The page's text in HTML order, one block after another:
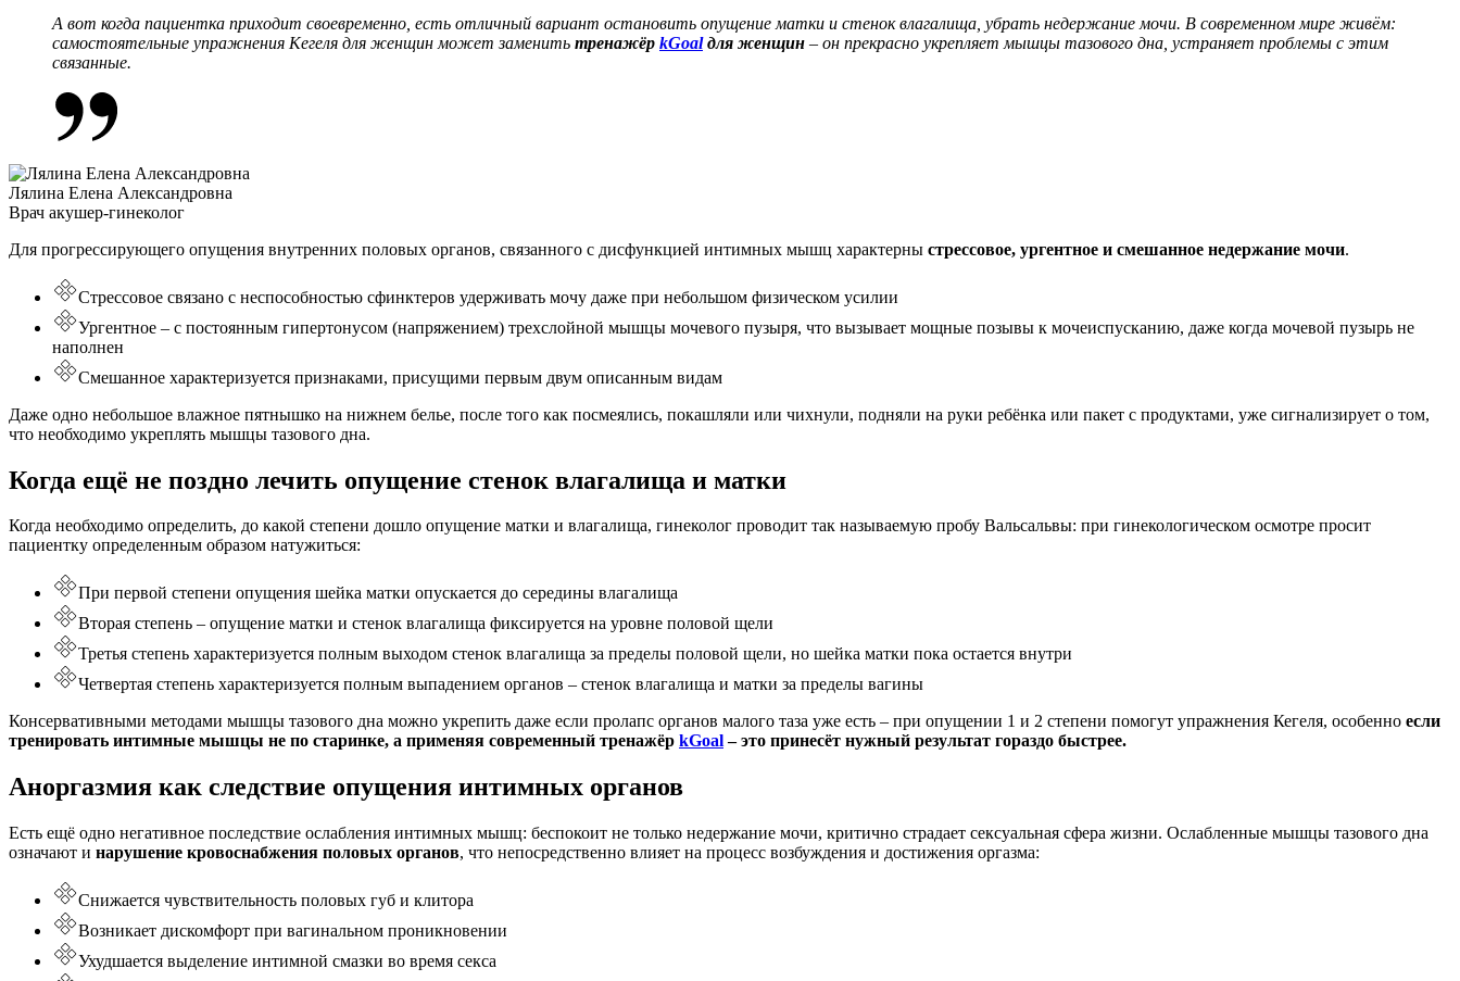
А вот когда пациентка приходит своевременно, есть отличный вариант остановить опущение матки и стенок влагалища, убрать недержание мочи. В современном мире живём:
самостоятельные упражнения Кегеля для женщин может заменить тренажёр kGoalдля женщин – он прекрасно укрепляет мышцы тазового дна , устраняет проблемы с этим
связанные.
Лялина Елена Александровна
Врач акушер-гинеколог
Для прогрессирующего опущения внутренних половых органов, связанного с дисфункцией интимных мышц характерны стрессовое, ургентное и смешанное недержание мочи.
Стрессовое связано с неспособностью сфинктеров удерживать мочу даже при небольшом физическом усилии
Ургентное – с постоянным гипертонусом (напряжением) трехслойной мышцы мочевого пузыря, что вызывает мощные позывы к мочеиспусканию, даже когда мочевой пузырь не
наполнен
Смешанное характеризуется признаками, присущими первым двум описанным видам
Даже одно небольшое влажное пятнышко на нижнем белье, после того как посмеялись, покашляли или чихнули, подняли на руки ребёнка или пакет с продуктами, уже сигнализирует о том,
что необходимо укреплять мышцы тазового дна.
Когда ещё не поздно лечить опущение стенок влагалища и матки
Когда необходимо определить, до какой степени дошло опущение матки и влагалища, гинеколог проводит так называемую пробу Вальсальвы: при гинекологическом осмотре просит
пациентку определенным образом натужиться:
При первой степени опущения шейка матки опускается до середины влагалища
Вторая степень – опущение матки и стенок влагалища фиксируется на уровне половой щели
Третья степень характеризуется полным выходом стенок влагалища за пределы половой щели, но шейка матки пока остается внутри
Четвертая степень характеризуется полным выпадением органов – стенок влагалища и матки за пределы вагины
Консервативными методами мышцы тазового дна можно укрепить даже если пролапс органов малого таза уже есть – при опущении 1 и 2 степени помогут упражнения Кегеля, особенно если
тренировать интимные мышцы не по старинке, а применяя современный тренажёр kGoal– это принесёт нужный результат гораздо быстрее.
Аноргазмия как следствие опущения интимных органов
Есть ещё одно негативное последствие ослабления интимных мышц: беспокоит не только недержание мочи, критично страдает сексуальная сфера жизни. Ослабленные мышцы тазового дна
означают и нарушение кровоснабжения половых органов, что непосредственно влияет на процесс возбуждения и достижения оргазма:
Снижается чувствительность половых губ и клитора
Возникает дискомфорт при вагинальном проникновении
Ухудшается выделение интимной смазки во время секса